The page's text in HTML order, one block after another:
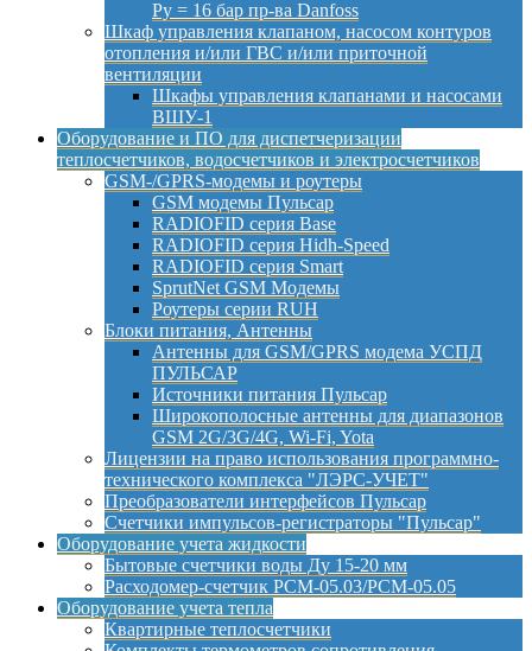
Py = 16 бар пр-ва Danfoss
Шкаф управления клапаном, насосом контуров
отопления и/или ГВС и/или приточной
вентиляции
Шкафы управления клапанами и насосами
ВШУ-1
Оборудование и ПО для диспетчеризации
теплосчетчиков, водосчетчиков и электросчетчиков
GSM-/GPRS-модемы и роутеры
GSM модемы Пульсар
RADIOFID серия Base
RADIOFID серия Hidh-Speed
RADIOFID серия Smart
SprutNet GSM Модемы
Роутеры серии RUH
Блоки питания, Антенны
Антенны для GSM/GPRS модема УСПД
ПУЛЬСАР
Источники питания Пульсар
Широкополосные антенны для диапазонов
GSM 2G/3G/4G, Wi-Fi, Yota
Лицензии на право использования программно-
технического комплекса "ЛЭРС-УЧЕТ"
Преобразователи интерфейсов Пульсар
Счетчики импульсов-регистраторы "Пульсар"
Оборудование учета жидкости
Бытовые счетчики воды Ду 15-20 мм
Расходомер-счетчик РСМ-05.03/РСМ-05.05
Оборудование учета тепла
Квартирные теплосчетчики